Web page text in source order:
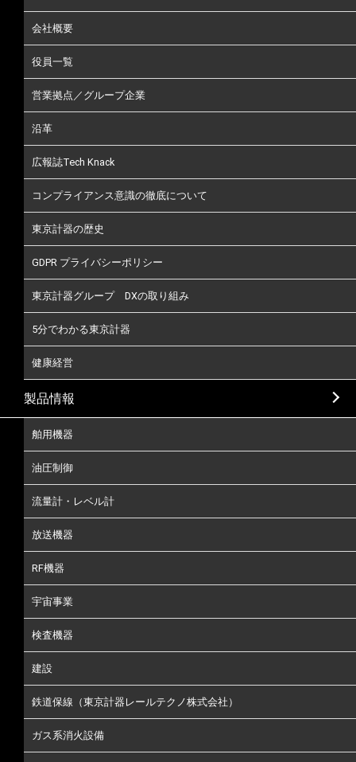
会社概要
役員一覧
営業拠点／グループ企業
沿革
広報誌Tech Knack
コンプライアンス意識の徹底について
東京計器の歴史
GDPR プライバシーポリシー
東京計器グループ DXの取り組み
5分でわかる東京計器
健康経営
製品情報
舶用機器
油圧制御
流量計・レベル計
放送機器
RF機器
宇宙事業
検査機器
建設
鉄道保線（東京計器レールテクノ株式会社）
ガス系消火設備